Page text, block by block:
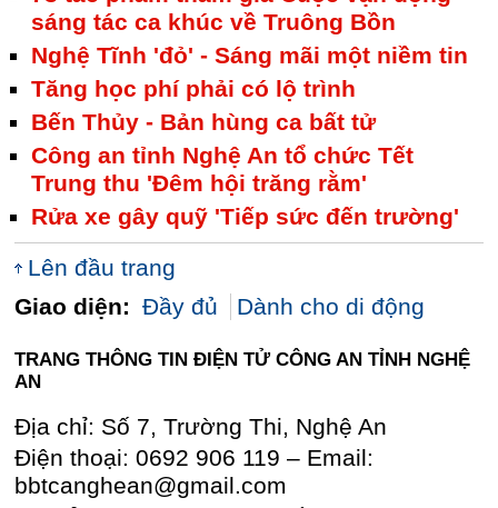
sáng tác ca khúc về Truông Bồn
Nghệ Tĩnh 'đỏ' - Sáng mãi một niềm tin
Tăng học phí phải có lộ trình
Bến Thủy - Bản hùng ca bất tử
Công an tỉnh Nghệ An tổ chức Tết
Trung thu 'Đêm hội trăng rằm'
Rửa xe gây quỹ 'Tiếp sức đến trường'
Lên đầu trang
Giao diện: Đầy đủ Dành cho di động
TRANG THÔNG TIN ĐIỆN TỬ CÔNG AN TỈNH NGHỆ
AN
Địa chỉ: Số 7, Trường Thi, Nghệ An
Điện thoại: 0692 906 119 – Email:
bbtcanghean@gmail.com